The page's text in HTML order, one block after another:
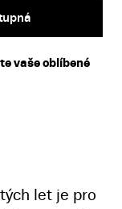
let je pro
vaše oblíbené